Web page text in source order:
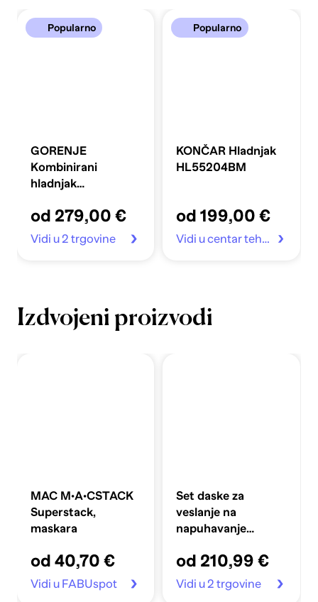
Popularno
GORENJE
Kombinirani
hladnjak
od 279,00 €
Vidi u 2 trgovine
Popularno
KONČAR Hladnjak
HL55204BM
od 199,00 €
Vidi u centar tehnike
Izdvojeni proizvodi
MAC M·A·CSTACK
Superstack,
maskara
od 40,70 €
Vidi u FABUspot
Set daske za
veslanje na
napuhavanje
plavi
od 210,99 €
Vidi u 2 trgovine